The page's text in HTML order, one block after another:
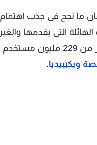
شات على الساحة لاول مرة فى عام 2011 وسرعان ما نجح فى جذب اهتمام
التي يقدمها والغير
موجوده فى تطبيقات التواصل الآخري,ويحظي سناب شات حالياً بأكثر من 229 مليون مستخدم
ويكيبيديا.